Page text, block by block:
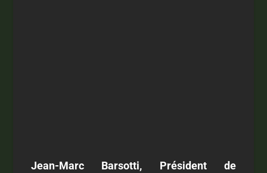
Jean-Marc Barsotti, Président de